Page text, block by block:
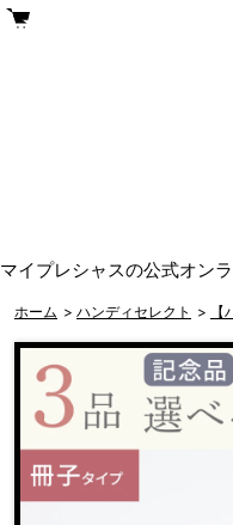
マイプレシャスの公式オン
ホーム > ハンディセレクト >